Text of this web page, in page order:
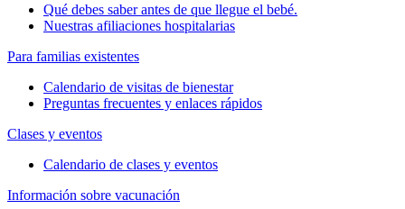
Qué debes saber antes de que llegue el bebé.
Nuestras afiliaciones hospitalarias
Para familias existentes
Calendario de visitas de bienestar
Preguntas frecuentes y enlaces rápidos
Clases y eventos
Calendario de clases y eventos
Información sobre vacunación